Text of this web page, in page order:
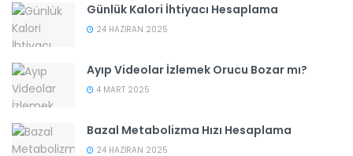
Günlük Kalori İhtiyacı Hesaplama
24 HAZIRAN 2025
Ayıp Videolar İzlemek Orucu Bozar mı?
4 MART 2025
Bazal Metabolizma Hızı Hesaplama
24 HAZIRAN 2025